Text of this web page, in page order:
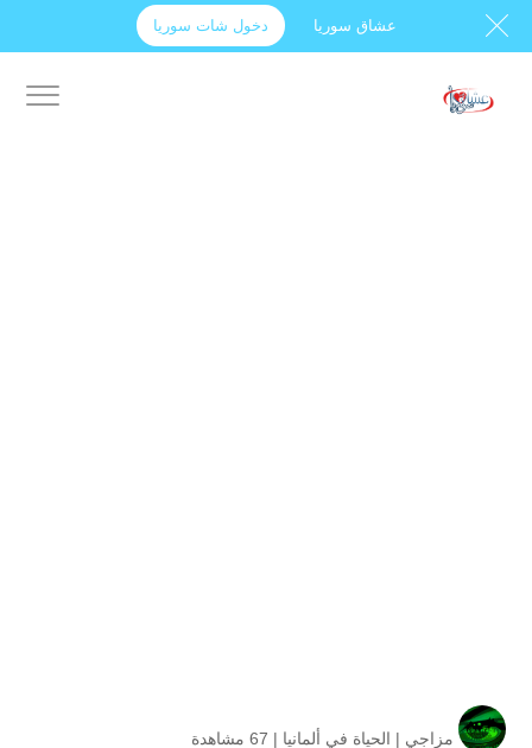
عشاق سوريا دخول شات سوريا
مزاجي | الحياة في ألمانيا | 67 مشاهدة